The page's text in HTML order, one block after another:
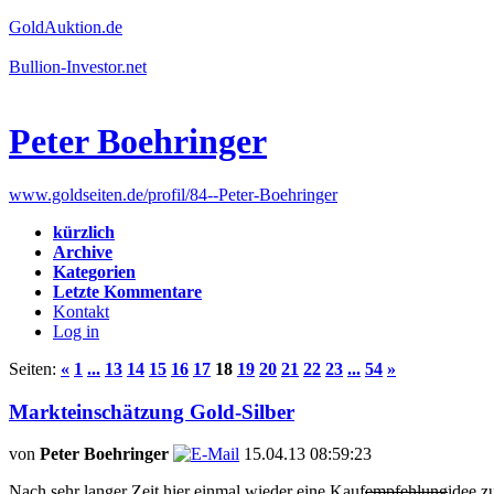
GoldAuktion.de
Bullion-Investor.net
Peter Boehringer
www.goldseiten.de/profil/84--Peter-Boehringer
kürzlich
Archive
Kategorien
Letzte Kommentare
Kontakt
Log in
Seiten: « 1 ... 13 14 15 16 17 18 19 20 21 22 23 ... 54 »
Markteinschätzung Gold-Silber
von Peter Boehringer
15.04.13 08:59:23